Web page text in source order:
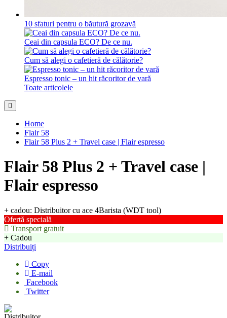
10 sfaturi pentru o băutură grozavă
Ceai din capsula ECO? De ce nu.
Cum să alegi o cafetieră de călătorie?
Espresso tonic – un hit răcoritor de vară
Toate articolele
Home
Flair 58
Flair 58 Plus 2 + Travel case | Flair espresso
Flair 58 Plus 2 + Travel case |
Flair espresso
+ cadou: Distribuitor cu ace 4Barista (WDT tool)
Ofertă specială
Transport gratuit
+ Cadou
Distribuiți
Copy
E-mail
Facebook
Twitter